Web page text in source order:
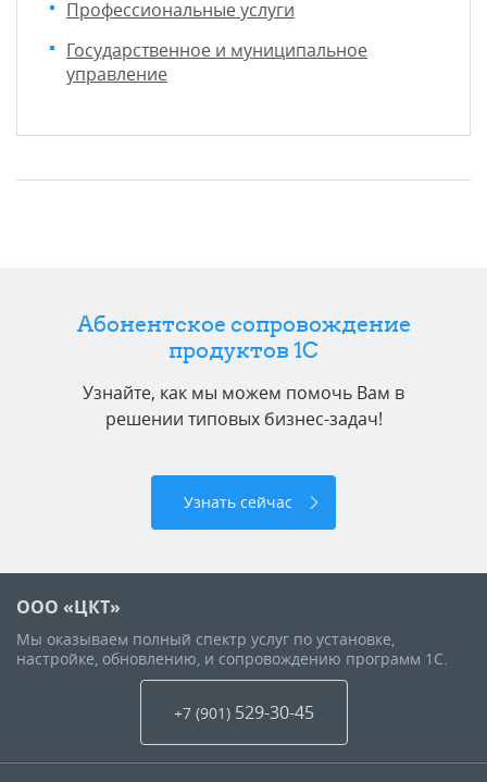
Профессиональные услуги
Государственное и муниципальное
управление
Абонентское сопровождение
продуктов 1C
Узнайте, как мы можем помочь Вам в
решении типовых бизнес-задач!
Узнать сейчас
ООО «ЦКТ»
Мы оказываем полный спектр услуг по установке,
настройке, обновлению, и сопровождению программ 1С.
+7 (901) 529-30-45